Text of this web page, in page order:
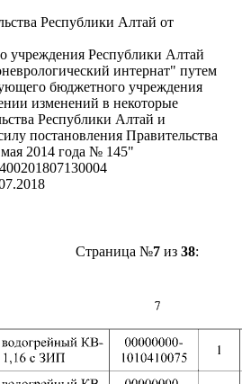
Республики Алтай от
учреждения Республики Алтай
интернат" путем
бюджетного учреждения
изменений в некоторые
Республики Алтай и
постановления Правительства
2014 года № 145"
Страница №7из 38: